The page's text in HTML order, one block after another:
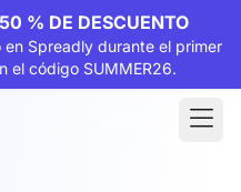
% DE DESCUENTO
Spreadly durante el primer
el código SUMMER26.